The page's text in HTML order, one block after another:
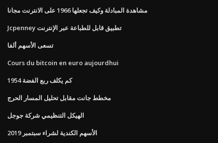
مشاهدة المبادلة وكيف تجعلها 1966 على الانترنت مجانا
Jcpenney تطبيق قابل للطباعة عبر الإنترنت
تسعى الأسهم ألفا
Cours du bitcoin en euro aujourdhui
كم يكلف ربع الفضة 1954
مخطط جانت مقابل تحليل المسار الحرج
الهيكل التنظيمي شركة جوجل
الأسهم الكندية لشراء سبتمبر 2019